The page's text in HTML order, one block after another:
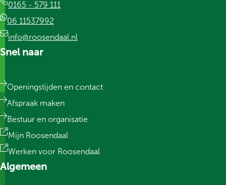
0165 - 579 111
06 11537992
info@roosendaal.nl
Snel naar
Openingstijden en contact
Afspraak maken
Bestuur en organisatie
Mijn Roosendaal
Werken voor Roosendaal
Algemeen